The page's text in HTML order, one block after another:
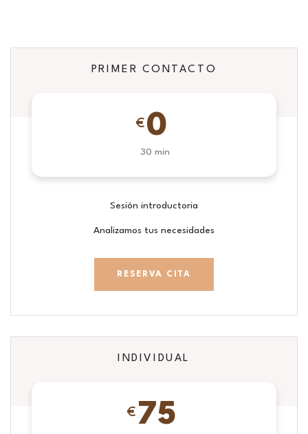
PRIMER CONTACTO
€ 0
30 min
Sesión introductoria
Analizamos tus necesidades
RESERVA CITA
INDIVIDUAL
€ 75